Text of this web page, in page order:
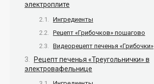
электроплите
Ингредиенты
Рецепт «Грибочков» пошагово
Видеорецепт печенья «Грибочки»
Рецепт печенья «Треугольнички» в
электровафельнице